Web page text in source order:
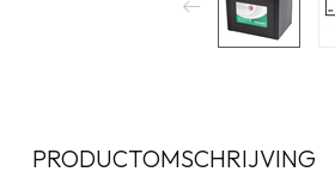
PRODUCTOMSCHRIJVING